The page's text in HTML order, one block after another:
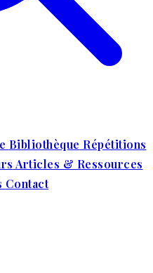
Bibliothèque Répétitions
Articles & Ressources
Contact